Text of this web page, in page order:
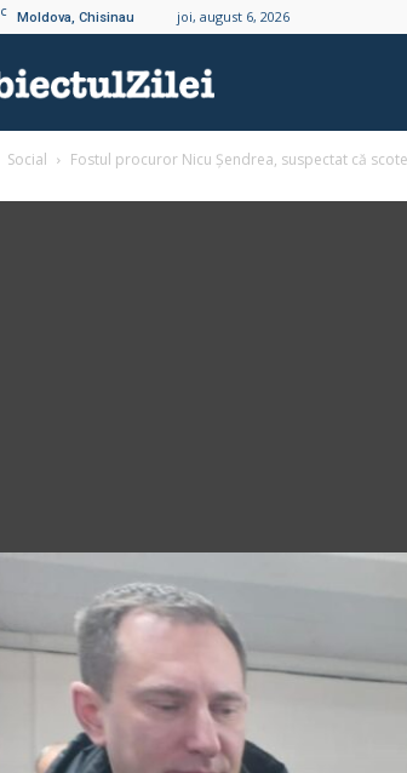
C Moldova, Chisinau joi, august 6, 2026
Social Fostul procuror Nicu Șendrea, suspectat că